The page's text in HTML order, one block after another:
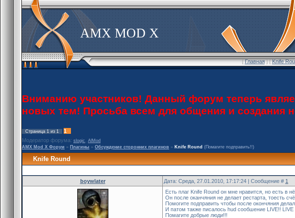
AMX MOD X
[Главная] [Knife
Вниманию участников! Данный форум теперь
новых тем! Просьба всем для общения и
Страница 1 из 1
1
Модератор форума: slogic
AlMod
AMX Mod X Форум » Плагины » Обсуждение сторонних плагинов » Knife Round (Помагите подправить!!)
Knife Round
boywlater Дата: Среда, 27.01.2010, 17:17:24 | Сообщение # 1
Есть плаг Knife Round он мне нравится, но есть в
Он после оканчяния не делает рестарта, тоесть
Помогите подправить чтобы после окончяния
И патом также писалось hud сообшение LIVE!!
Помагите добрые люди!!!